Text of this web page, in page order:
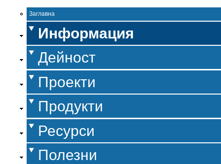
Заглавна
Информация
Дейност
Проекти
Продукти
Ресурси
Полезни